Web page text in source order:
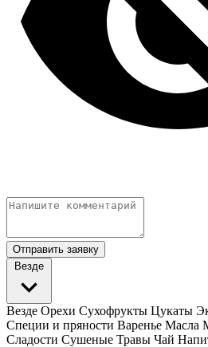
Отправить заявку
Везде
Везде Орехи Сухофрукты Цукаты
Специи и пряности Варенье Масла
Сладости Сушеные Травы Чай